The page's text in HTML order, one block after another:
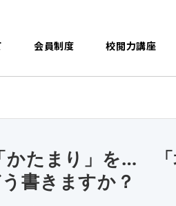
会員制度 校閲力講座
かたまり」を… 「
書きますか？